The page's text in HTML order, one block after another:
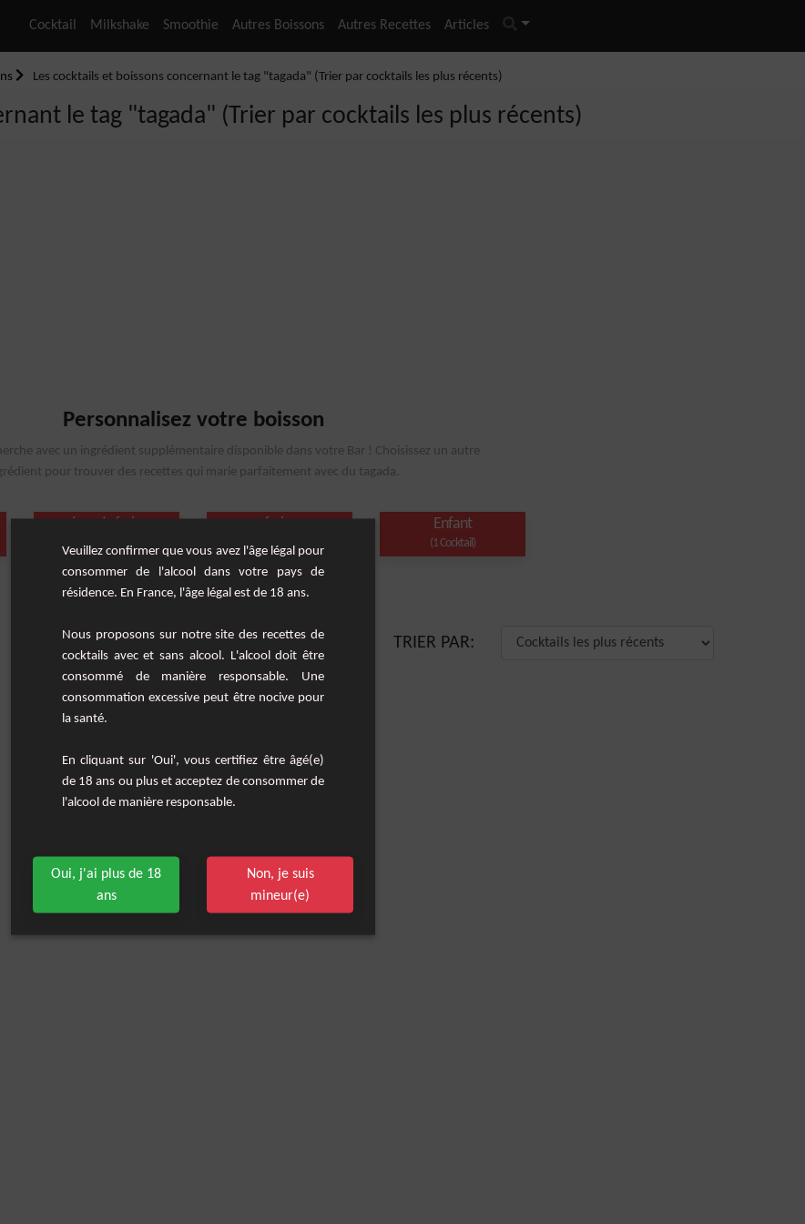
Cocktail Milkshake Smoothie Autres Boissons Autres Recettes Articles
Les cocktails et boissons concernant le tag "tagada" (Trier par cocktails les plus récents)
le tag "tagada" (Trier par cocktails les plus récents)
Personnalisez votre boisson
avec un ingrédient supplémentaire disponible dans votre Bar ! Choisissez un autre
pour trouver des recettes qui marie parfaitement avec du tagada.
sirop de fraise
(1 Cocktail)
fraise
(1 Cocktail)
Enfant
(1 Cocktail)
TRIER PAR:
Veuillez confirmer que vous avez l'âge légal pour
consommer de l'alcool dans votre pays de
résidence. En France, l'âge légal est de 18 ans.
Nous proposons sur notre site des recettes de
cocktails avec et sans alcool. L'alcool doit être
consommé de manière responsable. Une
consommation excessive peut être nocive pour
la santé.
En cliquant sur 'Oui', vous certifiez être âgé(e)
de 18 ans ou plus et acceptez de consommer de
l'alcool de manière responsable.
Oui, j'ai plus de 18
ans
Non, je suis
mineur(e)